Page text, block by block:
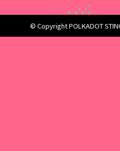
© Copyright POLKADOT